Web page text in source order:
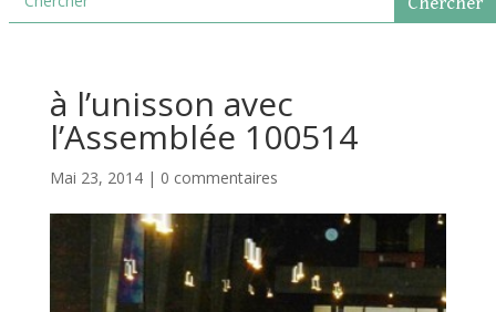
à l’unisson avec
l’Assemblée 100514
Mai 23, 2014| 0 commentaires